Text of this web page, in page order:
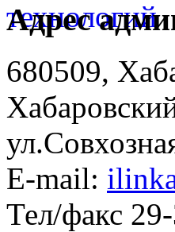
Адрес
680509,
E-mail:
Тел/факс